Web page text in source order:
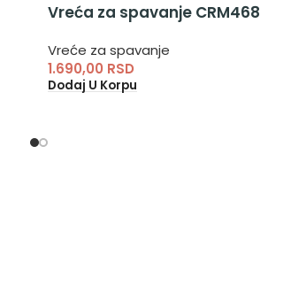
Vreća za spavanje CRM468
Vreće za spavanje
1.690,00 RSD
Dodaj U Korpu